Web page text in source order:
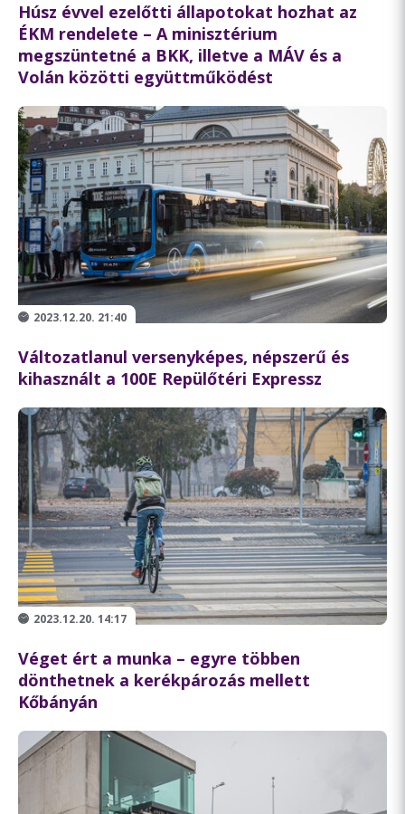
Húsz évvel ezelőtti állapotokat hozhat az
ÉKM rendelete – A minisztérium
megszüntetné a BKK, illetve a MÁV és a
Volán közötti együttműködést
2023.12.20. 21:40
Változatlanul versenyképes, népszerű és
kihasznált a 100E Repülőtéri Expressz
2023.12.20. 14:17
Véget ért a munka – egyre többen
dönthetnek a kerékpározás mellett
Kőbányán